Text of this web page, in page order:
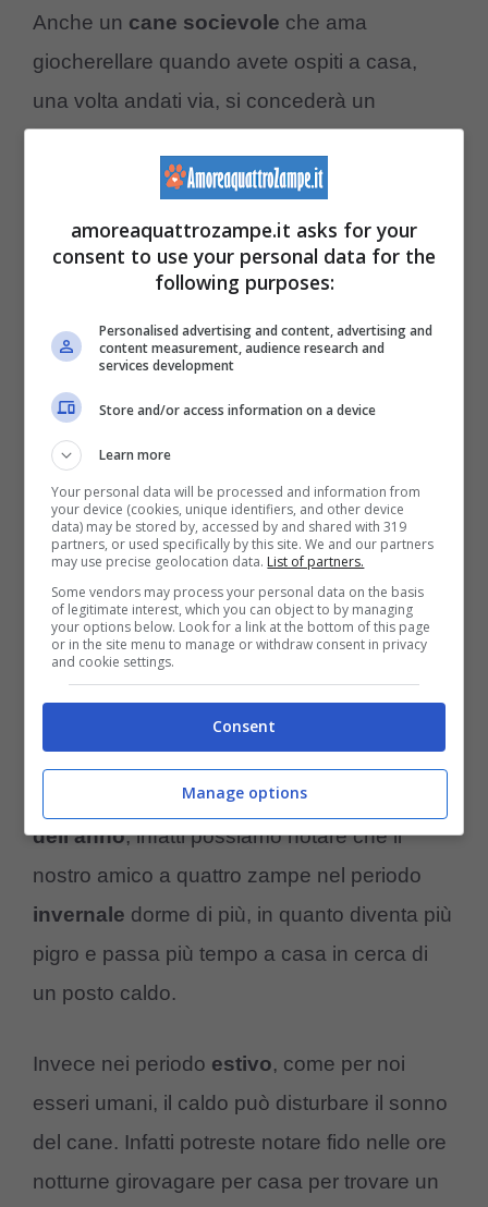
Anche un cane socievole che ama
giocherellare quando avete ospiti a casa,
una volta andati via, si concederà un
fido, il nostro amico a quattro zampe
dormireper tutto il tragitto oppure
restare sveglio e una volta arrivato a
destinazione non farà altro che
evitando anche di mangiare e bere.
Quanto dorme fido in base al
periodo dell’anno
Come abbiamo specificato in precedenza i
fattori che determinano la durata del sonno
del cane sono vari, fino ad ora abbiamo visto
il fattore riguardantel’etàe il fattore riferito
fisiche
L’ultimo fattore è collegato alperiodo
dell’anno, infatti possiamo notare che il
nostro amico a quattro zampe nel periodo
invernale dorme di più, in quanto diventa più
pigro e passa più tempo a casa in cerca di
un posto caldo.
Invece nei periodo estivo, come per noi
esseri umani, il caldo può disturbare il sonno
del cane. Infatti potreste notare fido nelle ore
notturne girovagare per casa per trovare un
amoreaquattrozampe.it asks for your
consent to use your personal data for the
following purposes:
Personalised advertising and content, advertising and
content measurement, audience research and
services development
Store and/or access information on a device
Learn more
Your personal data will be processed and information from
your device (cookies, unique identifiers, and other device
data) may be stored by, accessed by and shared with 319
partners, or used specifically by this site. We and our partners
may use precise geolocation data. List of partners.
Some vendors may process your personal data on the basis
of legitimate interest, which you can object to by managing
your options below. Look for a link at the bottom of this page
or in the site menu to manage or withdraw consent in privacy
and cookie settings.
Consent
Manage options